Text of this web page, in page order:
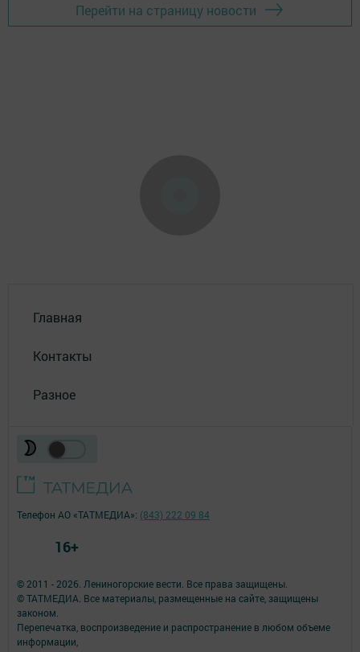
Перейти на страницу новости
Главная
Контакты
Разное
© 2011 - 2026. Лениногорские вести. Все права защищены.
© ТАТМЕДИА. Все материалы, размещенные на сайте, защищены
законом.
Перепечатка, воспроизведение и распространение в любом объеме
информации,
Телефон АО «ТАТМЕДИА»: (843) 222 09 84
16+